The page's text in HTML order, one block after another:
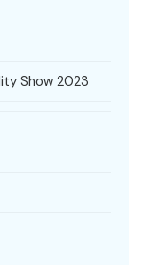
Show 2023